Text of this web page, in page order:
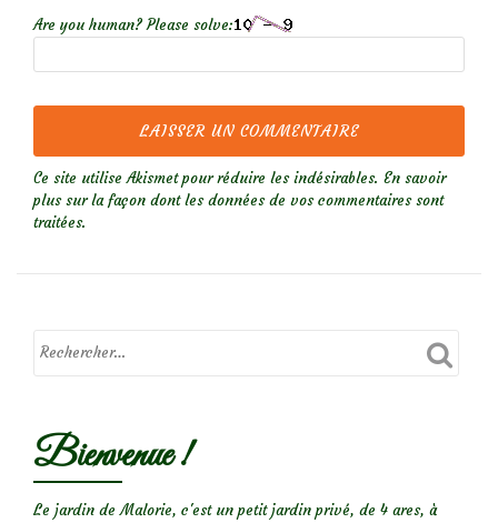
Are you human? Please solve:
Ce site utilise Akismet pour réduire les indésirables. En savoir
plus sur la façon dont les données de vos commentaires sont
traitées.
Bienvenue !
Le jardin de Malorie, c'est un petit jardin privé, de 4 ares, à